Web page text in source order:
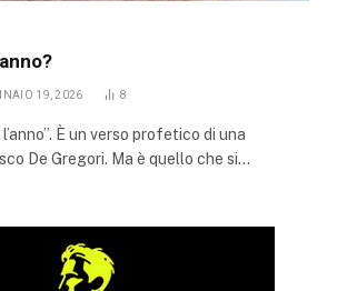
19, 2026 8
È un verso profetico di una
De Gregori. Ma è quello che si…